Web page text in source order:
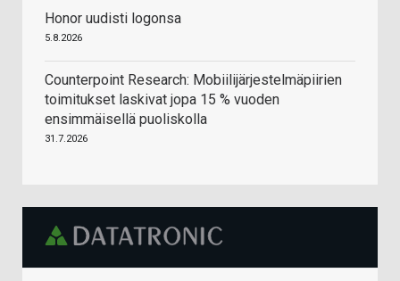
Honor uudisti logonsa
5.8.2026
Counterpoint Research: Mobiilijärjestelmäpiirien
toimitukset laskivat jopa 15 % vuoden
ensimmäisellä puoliskolla
31.7.2026